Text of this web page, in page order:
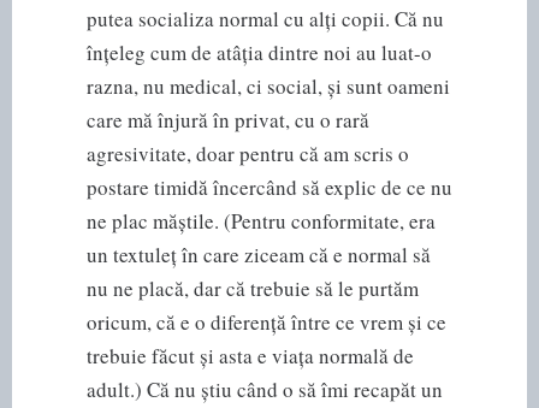
putea socializa normal cu alți copii. Că nu
înțeleg cum de atâția dintre noi au luat-o
razna, nu medical, ci social, și sunt oameni
care mă înjură în privat, cu o rară
agresivitate, doar pentru că am scris o
postare timidă încercând să explic de ce nu
ne plac măștile. (Pentru conformitate, era
un textuleț în care ziceam că e normal să
nu ne placă, dar că trebuie să le purtăm
oricum, că e o diferență între ce vrem și ce
trebuie făcut și asta e viața normală de
adult.) Că nu știu când o să îmi recapăt un